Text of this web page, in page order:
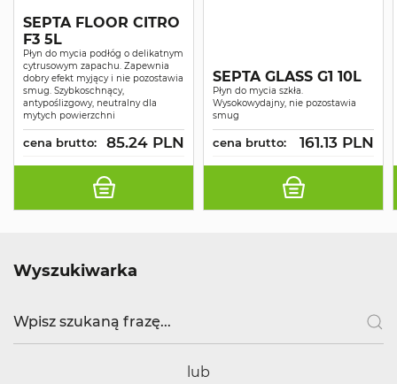
SEPTA FLOOR CITRO
F3 5L
Płyn do mycia podłóg o delikatnym
cytrusowym zapachu. Zapewnia
dobry efekt myjący i nie pozostawia
smug. Szybkoschnący,
antypoślizgowy, neutralny dla
mytych powierzchni
cena brutto: 85.24 PLN
SEPTA GLASS G1 10L
Płyn do mycia szkła.
Wysokowydajny, nie pozostawia
smug
cena brutto: 161.13 PLN
Wyszukiwarka
lub